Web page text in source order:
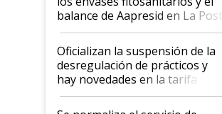
balance de Aapresid en La Posta
Oficializan la suspensión de la
desregulación de prácticos y
hay novedades en la tarifa de
la hidrovía